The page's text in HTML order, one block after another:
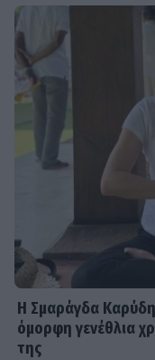
Η Σμαράγδα Καρύδη
όμορφη γενέθλια
της